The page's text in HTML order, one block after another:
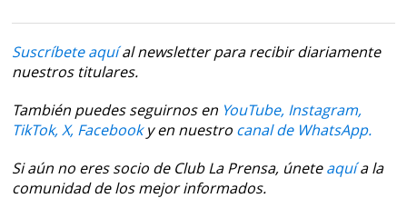
Suscríbete aquíal newsletter para recibir diariamente
nuestros titulares.
También puedes seguirnos en YouTube, Instagram,
TikTok, X, Facebooky en nuestro canal de WhatsApp.
Si aún no eres socio de Club La Prensa, úneteaquía la
comunidad de los mejor informados.